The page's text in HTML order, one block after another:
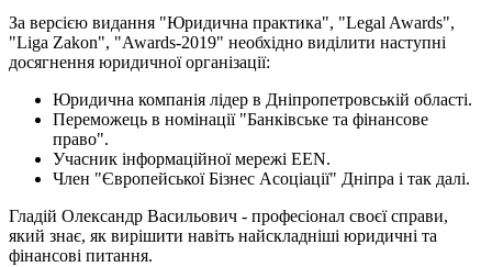
За версією видання "Юридична практика", "Legal Awards",
"Liga Zakon", "Awards-2019" необхідно виділити наступні
досягнення юридичної організації:
Юридична компанія лідер в Дніпропетровській області.
Переможець в номінації "Банківське та фінансове
право".
Учасник інформаційної мережі EEN.
Член "Європейської Бізнес Асоціації" Дніпра і так далі.
Гладій Олександр Васильович - професіонал своєї справи,
який знає, як вирішити навіть найскладніші юридичні та
фінансові питання.